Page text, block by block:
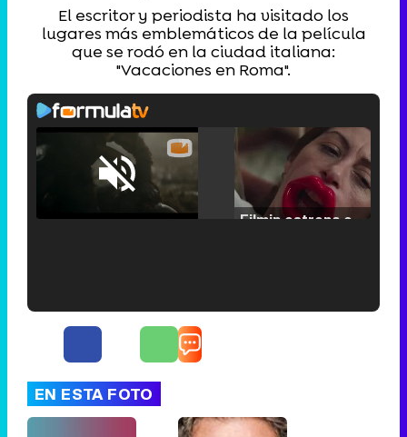
El escritor y periodista ha visitado los
lugares más emblemáticos de la película
que se rodó en la ciudad italiana:
"Vacaciones en Roma".
Unmute /
EN ESTA FOTO